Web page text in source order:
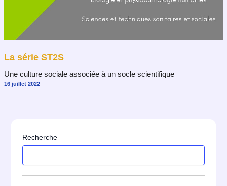
La série ST2S
Une culture sociale associée à un socle scientifique
16 juillet 2022
Recherche